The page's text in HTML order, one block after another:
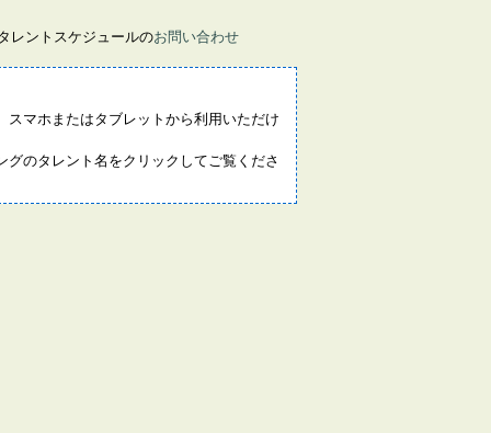
レントスケジュールのお問い合わせ
マホまたはタブレットから利用いただけ
グのタレント名をクリックしてご覧くださ